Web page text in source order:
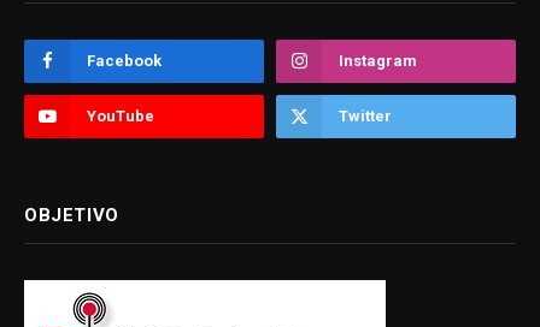
Facebook Instagram
YouTube Twitter
OBJETIVO